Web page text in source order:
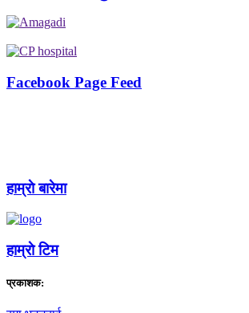
Facebook Page Feed
हाम्राे बारेमा
हाम्राे टिम
प्रकाशक: